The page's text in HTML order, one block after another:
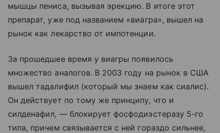
мышцы пениса, вызывая эрекцию. В итоге этот
препарат, уже под названием «виагра», вышел на
рынок как лекарство от импотенции.
За прошедшее время у виагры появилось
множество аналогов. В 2003 году на рынок в США
вышел тадалифил (который мы знаем как сиалис).
Он действует по тому же принципу, что и
силденафил, — блокирует фосфодиэстеразу 5-го
типа, причем связывается с ней гораздо сильнее,